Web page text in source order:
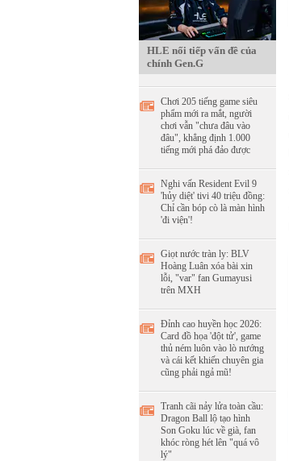
HLE nối tiếp vấn đề của
chính Gen.G
Chơi 205 tiếng game siêu
phẩm mới ra mắt, người
chơi vẫn "chưa đâu vào
đâu", khẳng định 1.000
tiếng mới phá đảo được
Nghi vấn Resident Evil 9
'hủy diệt' tivi 40 triệu đồng:
Chỉ cần bóp cò là màn hình
'đi viện'!
Giọt nước tràn ly: BLV
Hoàng Luân xóa bài xin
lỗi, "var" fan Gumayusi
trên MXH
Đỉnh cao huyền học 2026:
Card đồ họa 'đột tử', game
thủ ném luôn vào lò nướng
và cái kết khiến chuyên gia
cũng phải ngả mũ!
Tranh cãi nảy lửa toàn cầu:
Dragon Ball lộ tạo hình
Son Goku lúc về già, fan
khóc ròng hét lên "quá vô
lý"